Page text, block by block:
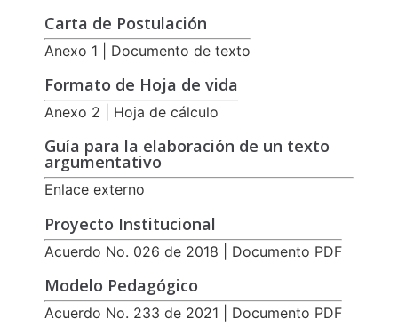
Carta de Postulación
Anexo 1 | Documento de texto
Formato de Hoja de vida
Anexo 2 | Hoja de cálculo
Guía para la elaboración de un texto
argumentativo
Enlace externo
Proyecto Institucional
Acuerdo No. 026 de 2018 | Documento PDF
Modelo Pedagógico
Acuerdo No. 233 de 2021 | Documento PDF